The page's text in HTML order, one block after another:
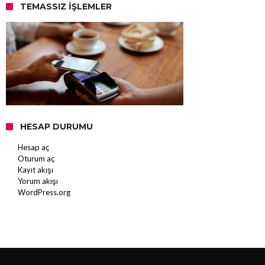
TEMASSIZ İŞLEMLER
HESAP DURUMU
Hesap aç
Oturum aç
Kayıt akışı
Yorum akışı
WordPress.org